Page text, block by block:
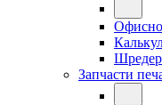
Запчасти